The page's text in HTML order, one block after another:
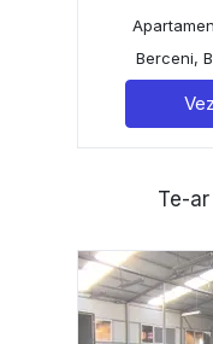
Berceni,
Te-